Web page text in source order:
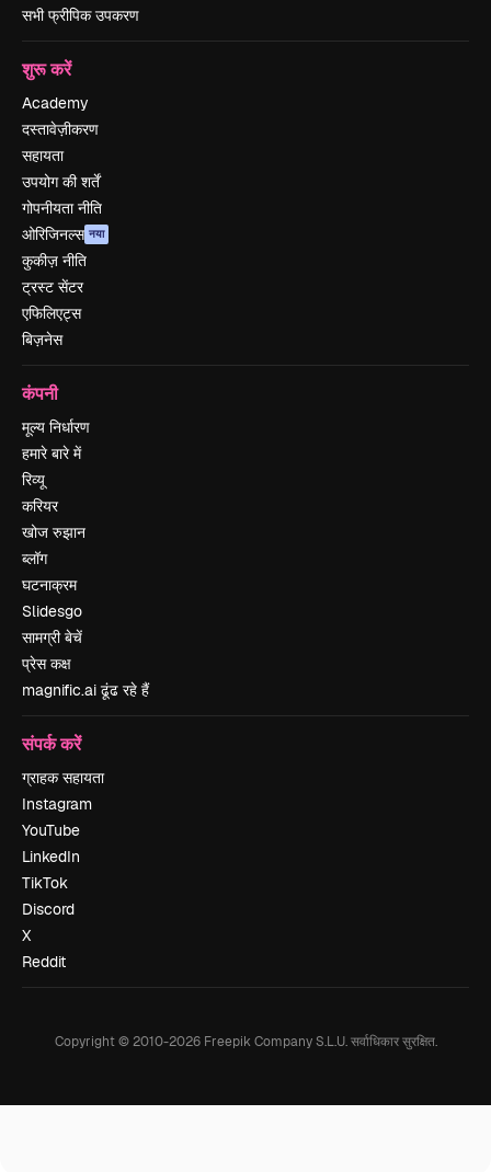
सभी फ्रीपिक उपकरण
शुरू करें
Academy
दस्तावेज़ीकरण
सहायता
उपयोग की शर्तें
गोपनीयता नीति
ओरिजिनल्स नया
कुकीज़ नीति
ट्रस्ट सेंटर
एफिलिएट्स
बिज़नेस
कंपनी
मूल्य निर्धारण
हमारे बारे में
रिव्यू
करियर
खोज रुझान
ब्लॉग
घटनाक्रम
Slidesgo
सामग्री बेचें
प्रेस कक्ष
magnific.ai ढूंढ रहे हैं
संपर्क करें
ग्राहक सहायता
Instagram
YouTube
LinkedIn
TikTok
Discord
X
Reddit
Copyright © 2010-2026Freepik Company S.L.U. सर्वाधिकार सुरक्षित.